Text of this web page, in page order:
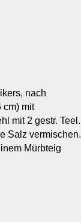
nach
cm) mit
mit 2 gestr. Teel.
Salz vermischen.
Mürbteig